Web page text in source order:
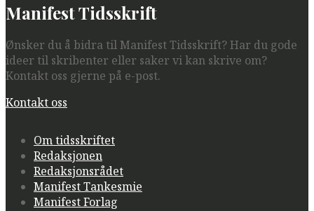
Manifest Tidsskrift
Ønsker du å bidra til Manifest Tidsskrift? Har du gode
ideer til skribenter eller saker vi kan skrive om?
Kontakt oss gjerne på e-post.
Kontakt oss
Om tidsskriftet
Redaksjonen
Redaksjonsrådet
Manifest Tankesmie
Manifest Forlag